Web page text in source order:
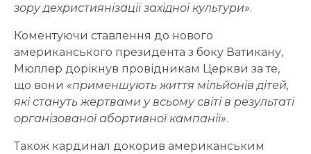
зору дехристиянізації західної культури».
Коментуючи ставлення до нового
американського президента з боку Ватикану,
Мюллер дорікнув провідникам Церкви за те,
що вони «применшують життя мільйонів дітей,
які стануть жертвами у всьому світі в результаті
організованої абортивної кампанії».
Також кардинал докорив американським